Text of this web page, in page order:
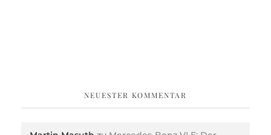
NEUESTER KOMMENTAR